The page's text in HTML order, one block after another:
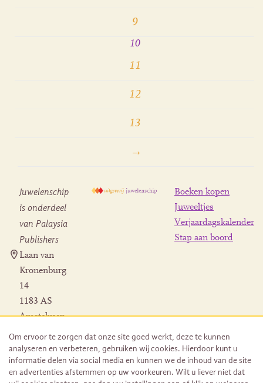
9
10
11
12
13
→
Juwelenschip
is onderdeel
van Palaysia
Publishers
Laan van
Kronenburg
14
1183 AS
Amstelveen
Herroeping
bestelling
Boeken kopen
Juweeltjes
Verjaardagskalender
Stap aan boord
Om ervoor te zorgen dat onze site goed werkt, deze te kunnen
analyseren en verbeteren, gebruiken wij cookies. Hierdoor kunt u
informatie delen via social media en kunnen we de inhoud van de site
en advertenties afstemmen op uw voorkeuren. Wilt u liever niet dat